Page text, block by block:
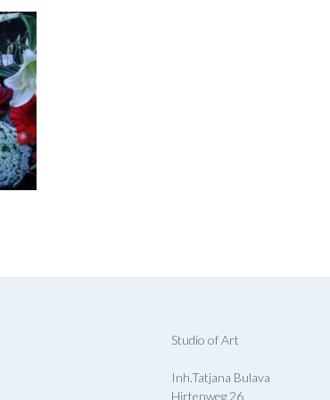
Studio of Art
Inh.Tatjana Bulava
Hirtenweg 26